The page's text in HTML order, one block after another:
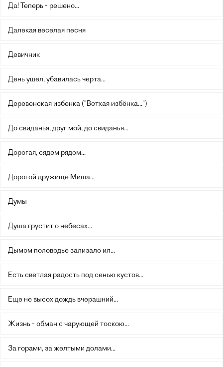
Да! Теперь - решено...
Далекая веселая песня
Девичник
День ушел, убавилась черта...
Деревенская избенка ("Ветхая избёнка...")
До свиданья, друг мой, до свиданья...
Дорогая, сядем рядом...
Дорогой дружище Миша...
Думы
Душа грустит о небесах...
Дымом половодье зализало ил...
Есть светлая радость под сенью кустов...
Еще не высох дождь вчерашний...
Жизнь - обман с чарующей тоскою...
За горами, за желтыми долами...